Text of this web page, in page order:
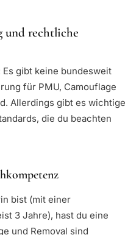
und rechtliche
gibt keine bundesweit
für PMU, Camouflage
Allerdings gibt es wichtige
die du beachten
bist (mit einer
3 Jahre), hast du eine
und Removal sind